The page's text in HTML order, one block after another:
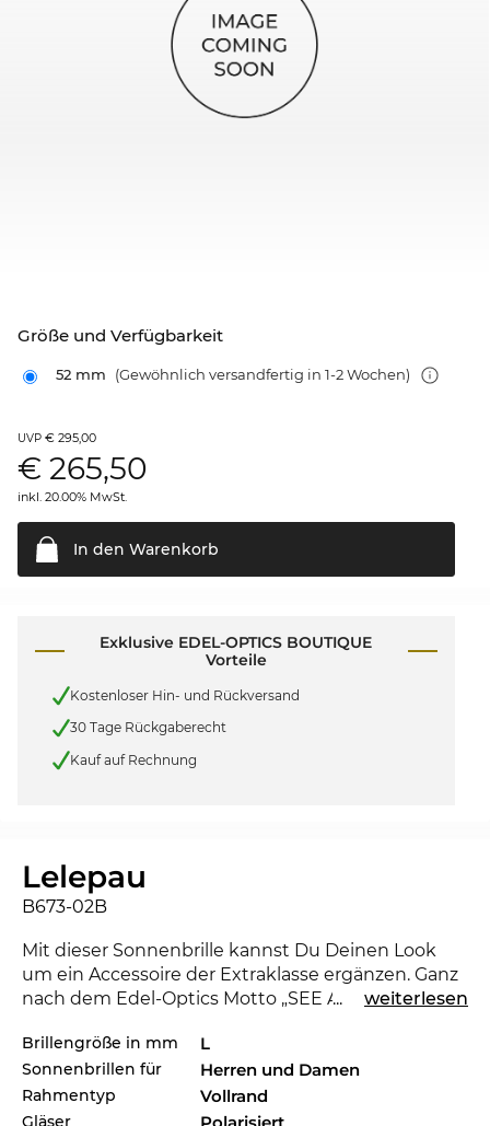
Größe und Verfügbarkeit
52 mm (Gewöhnlich versandfertig in 1-2 Wochen)
UVP € 295,00
€ 265,50
inkl. 20.00% MwSt.
In den Warenkorb
Exklusive EDEL-OPTICS BOUTIQUE
Vorteile
Kostenloser Hin- und Rückversand
30 Tage Rückgaberecht
Kauf auf Rechnung
Lelepau
B673-02B
Mit dieser Sonnenbrille kannst Du Deinen Look
um ein Accessoire der Extraklasse ergänzen. Ganz
nach dem Edel-Optics Motto „SEE AND BE SEEN“
und kannst in jeder Gesellschaft beeindrucken.
Mit der Lelepau bist Du immer am Puls der Zeit.
Dieses Modell von Maui Jimist ein Multitalent und
... weiterlesen
Brillengröße in mm L
Sonnenbrillen für Herren und Damen
Rahmentyp Vollrand
Gläser Polarisiert